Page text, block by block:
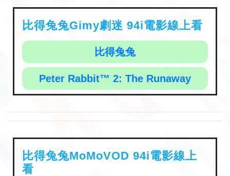
比得兔兔Gimy劇迷 94i電影線上看
比得兔兔
Peter Rabbit™ 2: The Runaway
比得兔兔MoMoVOD 94i電影線上
看